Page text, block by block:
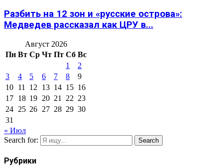
Разбить на 12 зон и «русские острова»:
Медведев рассказал как ЦРУ в...
Август 2026
Пн Вт Ср Чт Пт Сб Вс
1
2
3
4 5 6 7 8
9
10 11 12 13 14 15 16
17 18 19 20 21 22 23
24 25 26 27 28 29 30
31
« Июл
Search for:
Search
Рубрики